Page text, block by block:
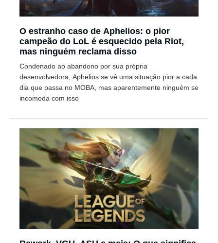
O estranho caso de Aphelios: o pior
campeão do LoL é esquecido pela Riot,
mas ninguém reclama disso
Condenado ao abandono por sua própria
desenvolvedora, Aphelios se vê uma situação pior a cada
dia que passa no MOBA, mas aparentemente ninguém se
incomoda com isso